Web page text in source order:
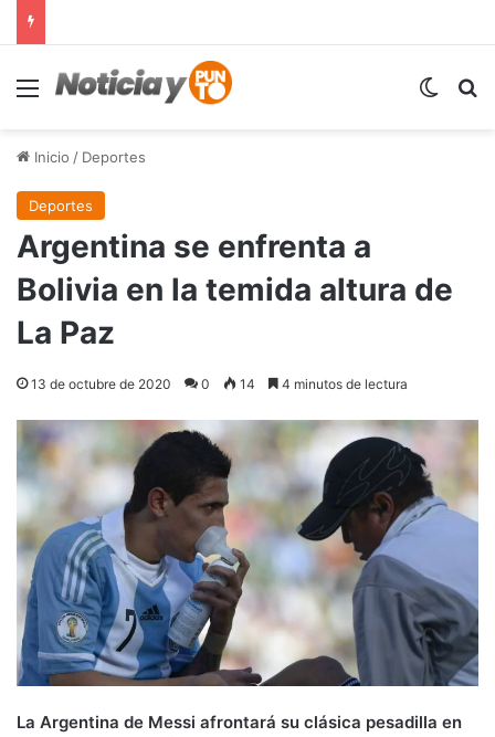
Menú
Inicio / Deportes
Deportes
Argentina se enfrenta a
Bolivia en la temida altura de
La Paz
13 de octubre de 2020 0 14 4 minutos de lectura
La Argentina de Messi afrontará su clásica pesadilla en